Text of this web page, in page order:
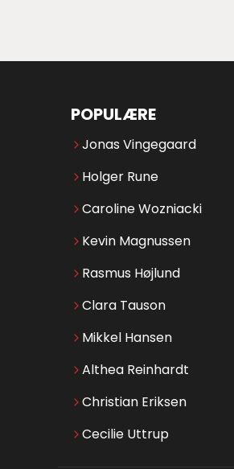
POPULÆRE
Jonas Vingegaard
Holger Rune
Caroline Wozniacki
Kevin Magnussen
Rasmus Højlund
Clara Tauson
Mikkel Hansen
Althea Reinhardt
Christian Eriksen
Cecilie Uttrup